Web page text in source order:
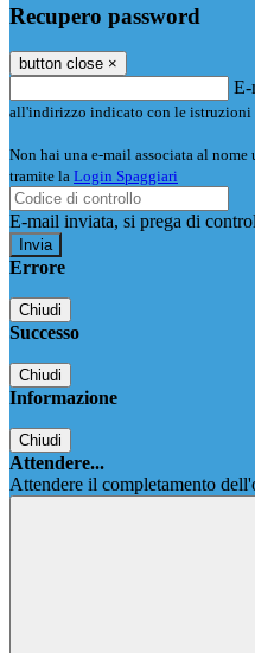
Recupero password
button close ×
E-
all'indirizzo indicato con le istruzioni
Non hai una e-mail associata al
tramite la Login Spaggiari
E-mail inviata, si prega di
Errore
Chiudi
Successo
Chiudi
Informazione
Chiudi
Attendere...
Attendere il completamento